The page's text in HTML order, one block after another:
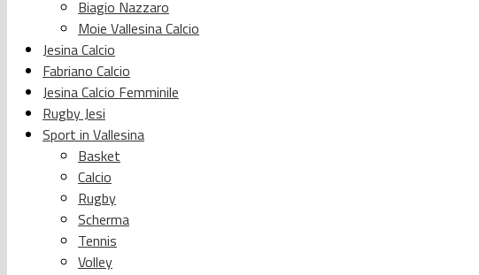
Biagio Nazzaro
Moie Vallesina Calcio
Jesina Calcio
Fabriano Calcio
Jesina Calcio Femminile
Rugby Jesi
Sport in Vallesina
Basket
Calcio
Rugby
Scherma
Tennis
Volley